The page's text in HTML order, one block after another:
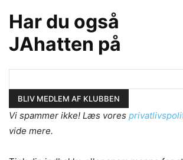
Har du også
JAhatten på
Vi spammer ikke! Læs vores
vide mere.